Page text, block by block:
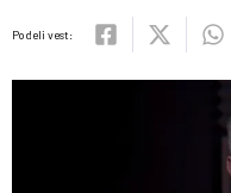
Podeli vest: